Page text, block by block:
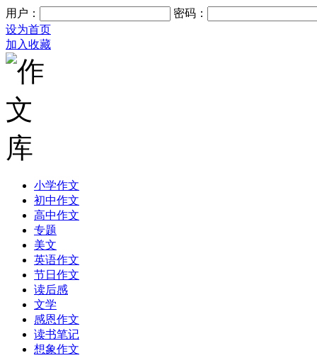
用户：
密码：
设为首页
加入收藏
小学作文
初中作文
高中作文
专题
美文
英语作文
节日作文
读后感
文学
感恩作文
读书笔记
想象作文